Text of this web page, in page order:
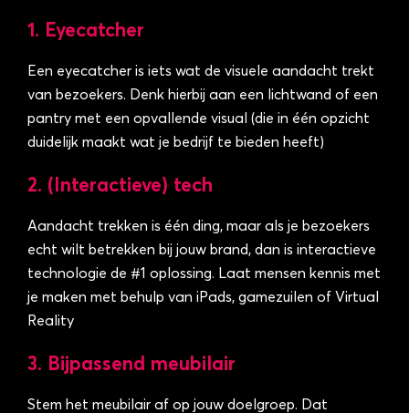
1. Eyecatcher
Een eyecatcher is iets wat de visuele aandacht trekt
van bezoekers. Denk hierbij aan een lichtwand of een
pantry met een opvallende visual (die in één opzicht
duidelijk maakt wat je bedrijf te bieden heeft)
2. (Interactieve) tech
Aandacht trekken is één ding, maar als je bezoekers
echt wilt betrekken bij jouw brand, dan is interactieve
technologie de #1 oplossing. Laat mensen kennis met
je maken met behulp van iPads, gamezuilen of Virtual
Reality
3. Bijpassend meubilair
Stem het meubilair af op jouw doelgroep. Dat